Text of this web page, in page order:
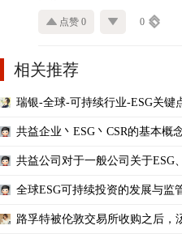
点赞 0 0
相关推荐
瑞银-全球-可持续行业-ESG关键
共益企业丶ESG丶CSR的基本概
共益公司对于一般公司关于ESG
全球ESG可持续投资的发展与监
路孚特被伦敦交易所收购之后，